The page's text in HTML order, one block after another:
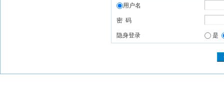
用户名
密 码
隐身登录 是